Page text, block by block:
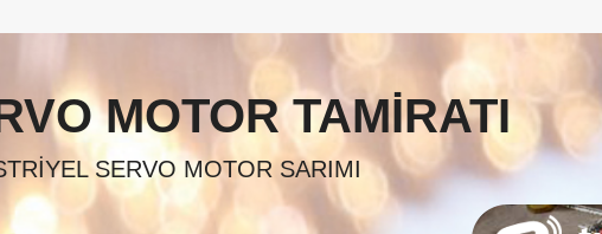
MOTOR TAMIRATI
SERVO MOTOR SARIMI